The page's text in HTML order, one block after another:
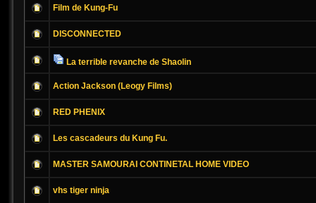
Film de Kung-Fu
DISCONNECTED
La terrible revanche de Shaolin
Action Jackson (Leogy Films)
RED PHENIX
Les cascadeurs du Kung Fu.
MASTER SAMOURAI CONTINETAL HOME VIDEO
vhs tiger ninja